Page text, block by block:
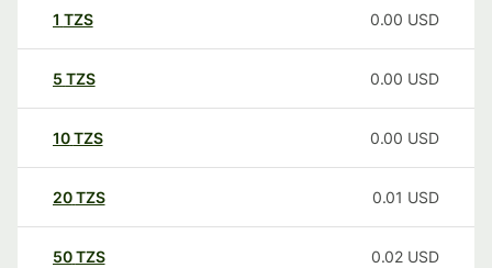
1 TZS 0.00 USD
5 TZS 0.00 USD
10TZS 0.00 USD
20TZS 0.01 USD
50TZS 0.02 USD